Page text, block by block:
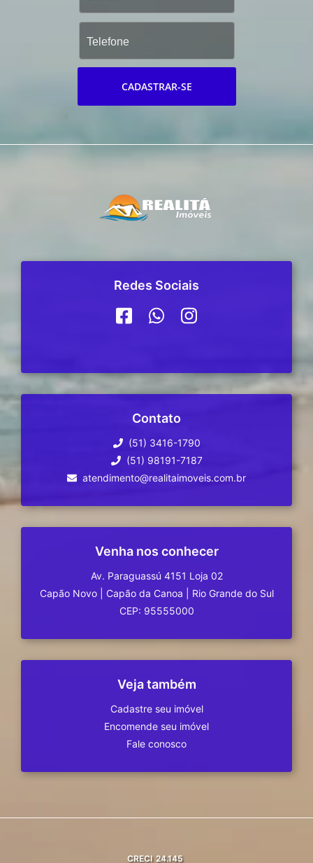
CADASTRAR-SE
Redes Sociais
Contato
(51) 3416-1790
(51) 98191-7187
atendimento@realitaimoveis.com.br
Venha nos conhecer
Av. Paraguassú 4151 Loja 02
Capão Novo
Capão da Canoa
Rio Grande do Sul
CEP: 95555000
Veja também
Cadastre seu imóvel
Encomende seu imóvel
Fale conosco
CRECI 24.145